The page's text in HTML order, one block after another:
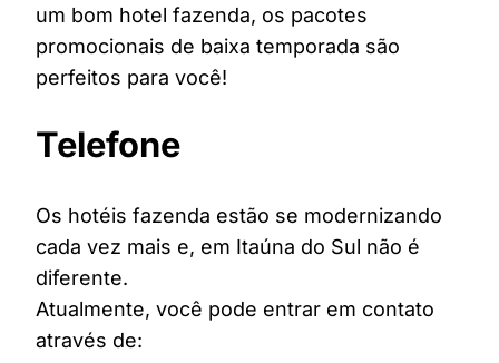
um bom hotel fazenda, os pacotes
promocionais de baixa temporada são
perfeitos para você!
Telefone
Os hotéis fazenda estão se modernizando
cada vez mais e, em Itaúna do Sul não é
diferente.
Atualmente, você pode entrar em contato
através de: